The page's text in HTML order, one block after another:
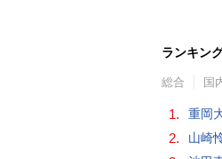
ランキン
総合 国
1. 重岡
2. 山崎